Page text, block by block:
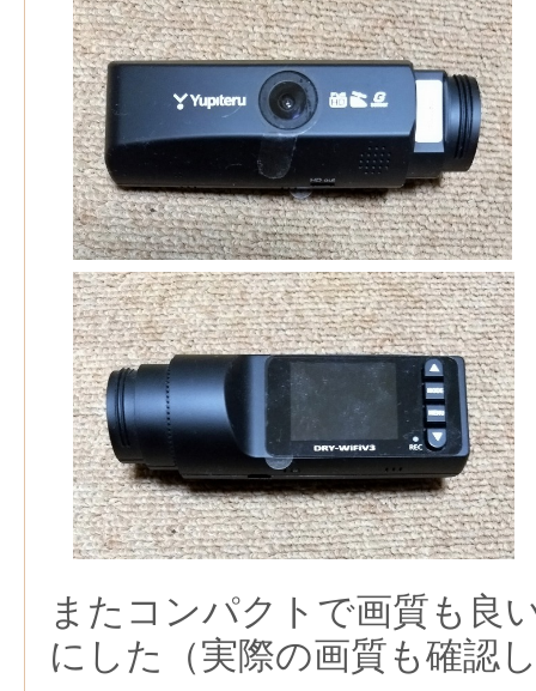
またコンパクトで画質も良
にした（実際の画質も確認